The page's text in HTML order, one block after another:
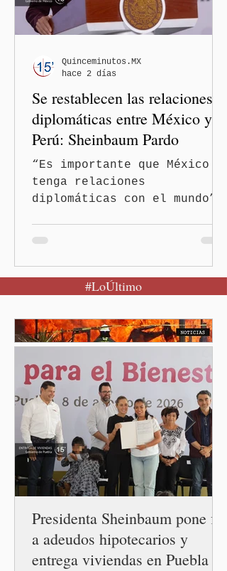
el podcast DesCasadas,
luego de que sus
señalados como
discriminatorios hacia
hombres y personas adultas
mayores.
Se restablecen las relaciones
diplomáticas entre México y
Perú: Sheinbaum Pardo
“Es importante que México
tenga relaciones
diplomáticas con el mundo”,
Sheinbaum Pardo anunció el
restablecimiento de las
entre los gobiernos de
México y Perú. “Es
la orientación política de
los gobiernos —porque hay
orientaciones políticas de
los gobiernos, llegan por
un partido, llegan por otro
— es importante que México
tenga relaciones
diplomáticas con el mu
Quinceminutos.MX
hace 2 días
#LoÚltimo
Presidenta Sheinbaum pone fin
a adeudos hipotecarios y
entrega viviendas en Puebla